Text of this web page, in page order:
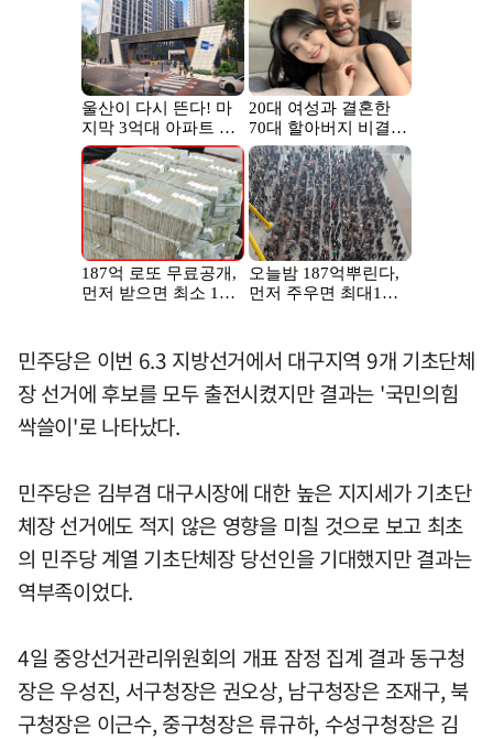
민주당은 이번 6.3 지방선거에서 대구지역 9개 기초단체
장 선거에 후보를 모두 출전시켰지만 결과는 '국민의힘
싹쓸이'로 나타났다.
민주당은 김부겸 대구시장에 대한 높은 지지세가 기초단
체장 선거에도 적지 않은 영향을 미칠 것으로 보고 최초
의 민주당 계열 기초단체장 당선인을 기대했지만 결과는
역부족이었다.
4일 중앙선거관리위원회의 개표 잠정 집계 결과 동구청
장은 우성진, 서구청장은 권오상, 남구청장은 조재구, 북
구청장은 이근수, 중구청장은 류규하, 수성구청장은 김